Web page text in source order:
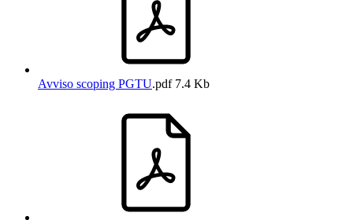
Avviso scoping PGTU.pdf7.4 Kb